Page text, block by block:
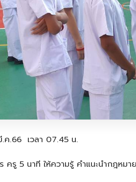
ค.66 เวลา 07.45 น.
ครู 5 นาที ให้ความรู้ คำแนะนำกฎหม